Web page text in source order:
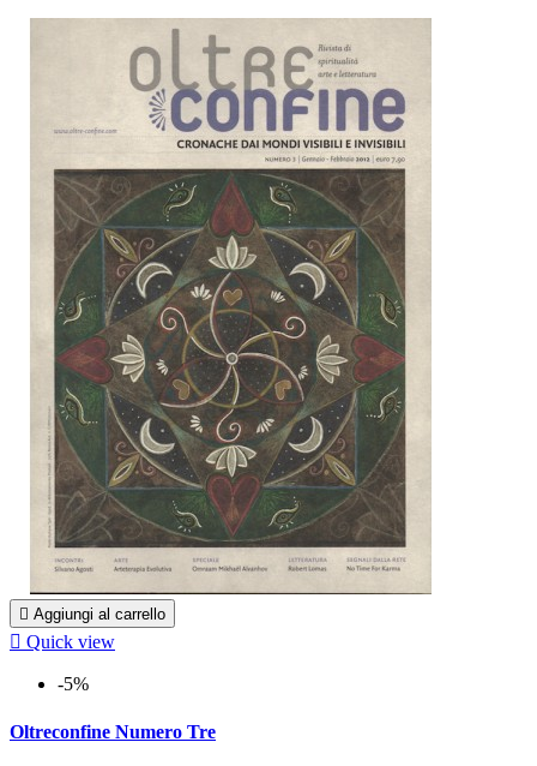
 Aggiungi al carrello
 Quick view
-5%
Oltreconfine Numero Tre